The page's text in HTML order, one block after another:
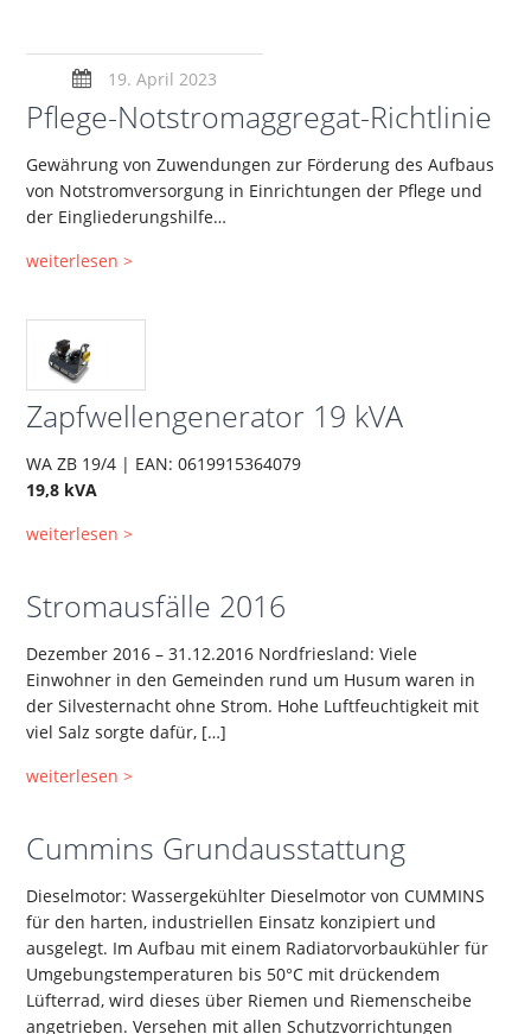
19. April 2023
Pflege-Notstromaggregat-Richtlinie
Gewährung von Zuwendungen zur Förderung des Aufbaus
von Notstromversorgung in Einrichtungen der Pflege und
der Eingliederungshilfe…
weiterlesen >
Zapfwellengenerator 19 kVA
WA ZB 19/4 | EAN: 0619915364079
19,8 kVA
weiterlesen >
Stromausfälle 2016
Dezember 2016 – 31.12.2016 Nordfriesland: Viele
Einwohner in den Gemeinden rund um Husum waren in
der Silvesternacht ohne Strom. Hohe Luftfeuchtigkeit mit
viel Salz sorgte dafür, […]
weiterlesen >
Cummins Grundausstattung
Dieselmotor: Wassergekühlter Dieselmotor von CUMMINS
für den harten, industriellen Einsatz konzipiert und
ausgelegt. Im Aufbau mit einem Radiatorvorbaukühler für
Umgebungstemperaturen bis 50°C mit drückendem
Lüfterrad, wird dieses über Riemen und Riemenscheibe
angetrieben. Versehen mit allen Schutzvorrichtungen